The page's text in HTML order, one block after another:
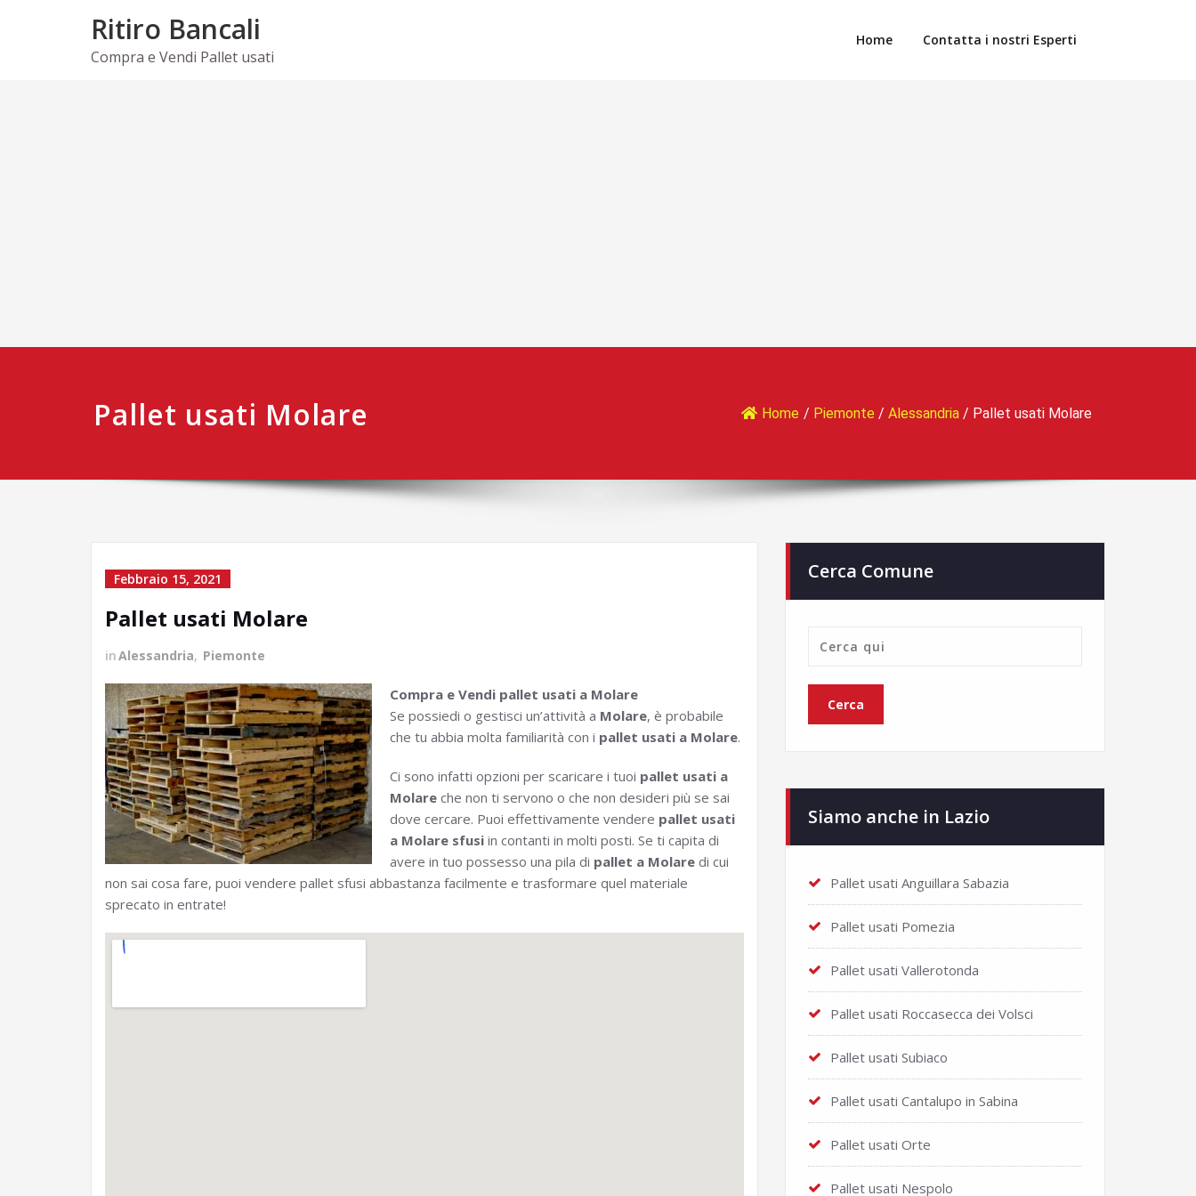
Ritiro Bancali
Compra e Vendi Pallet usati
Home Contatta i nostri Esperti
Pallet usati Molare Home / Piemonte / Alessandria / Pallet usati Molare
Febbraio 15, 2021
Pallet usati Molare
inAlessandria, Piemonte
Compra e Vendi pallet usati a Molare
Se possiedi o gestisci un’attività a Molare, è probabile
che tu abbia molta familiarità con i pallet usati a Molare.
Ci sono infatti opzioni per scaricare i tuoi pallet usati a
Molare che non ti servono o che non desideri più se sai
dove cercare. Puoi effettivamente vendere pallet usati
a Molare sfusi in contanti in molti posti. Se ti capita di
avere in tuo possesso una pila di pallet a Molare di cui
non sai cosa fare, puoi vendere pallet sfusi abbastanza facilmente e trasformare quel materiale
sprecato in entrate!
Cerca Comune
Siamo anche in Lazio
Pallet usati Anguillara Sabazia
Pallet usati Pomezia
Pallet usati Vallerotonda
Pallet usati Roccasecca dei Volsci
Pallet usati Subiaco
Pallet usati Cantalupo in Sabina
Pallet usati Orte
Pallet usati Nespolo